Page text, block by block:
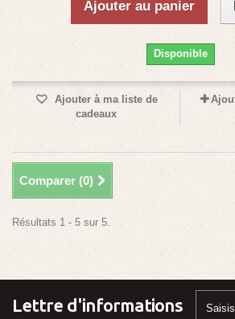
Ajouter au panier
Disponible
Ajouter à ma liste de
cadeaux
Comparer (0)
Résultats 1 - 5 sur 5.
Lettre d'informations